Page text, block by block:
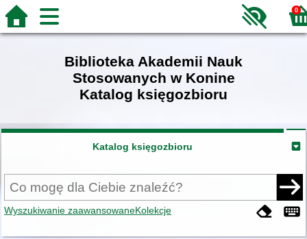
0
Biblioteka Akademii Nauk
Stosowanych w Konine
Katalog księgozbioru
Katalog księgozbioru
Wyszukiwanie zaawansowaneKolekcje